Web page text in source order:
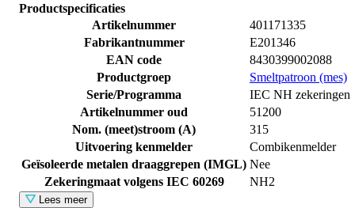
Productspecificaties
Artikelnummer
401171335
Fabrikantnummer
E201346
EAN code
8430399002088
Productgroep
Smeltpatroon (mes)
Serie/Programma
IEC NH zekeringen
Artikelnummer oud
51200
Nom. (meet)stroom (A)
315
Uitvoering kenmelder
Combikenmelder
Geïsoleerde metalen draaggrepen (IMGL) Nee
Zekeringmaat volgens IEC 60269
NH2
Lees meer